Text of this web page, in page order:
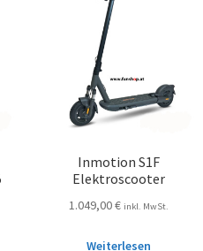
Inmotion S1F
Elektroscooter
1.049,00€ inkl. MwSt.
Weiterlesen